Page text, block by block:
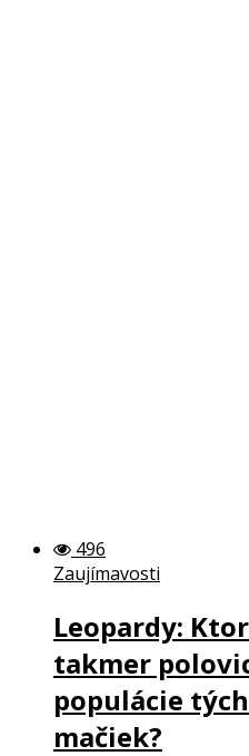
496
Zaujímavosti
Leopardy:
takmer
populácie
mačiek?